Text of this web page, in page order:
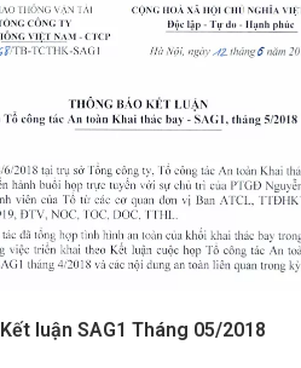
Kết luận SAG1 Tháng 05/2018